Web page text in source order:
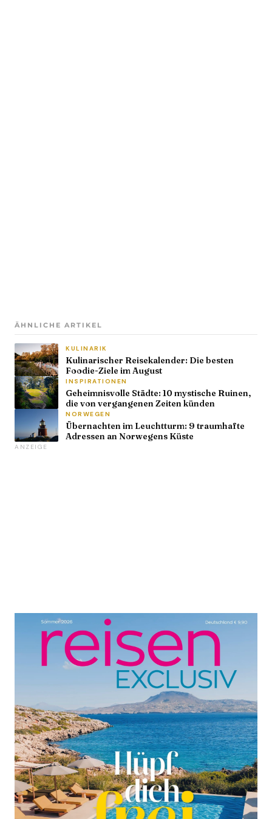
ÄHNLICHE ARTIKEL
KULINARIK
Kulinarischer Reisekalender: Die besten
Foodie-Ziele im August
INSPIRATIONEN
Geheimnisvolle Städte: 10 mystische Ruinen,
die von vergangenen Zeiten künden
NORWEGEN
Übernachten im Leuchtturm: 9 traumhafte
Adressen an Norwegens Küste
ANZEIGE